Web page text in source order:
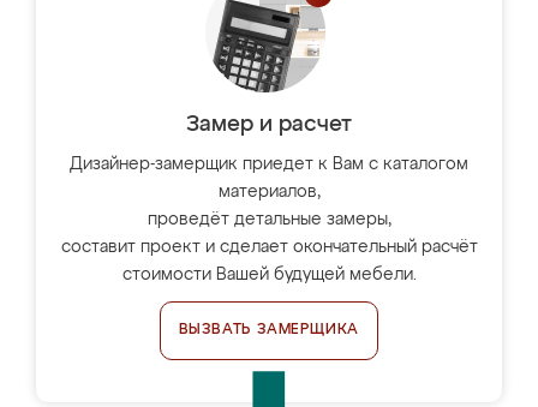
Замер и расчет
Дизайнер-замерщик приедет к Вам с каталогом
материалов,
проведёт детальные замеры,
составит проект и сделает окончательный расчёт
стоимости Вашей будущей мебели.
ВЫЗВАТЬ ЗАМЕРЩИКА